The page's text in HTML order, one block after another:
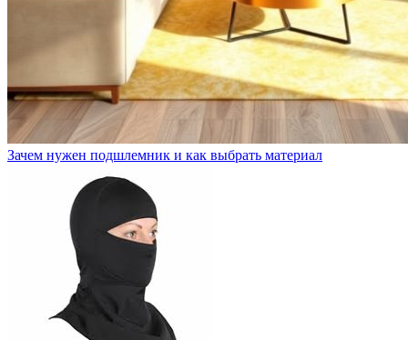
Зачем нужен подшлемник и как выбрать материал